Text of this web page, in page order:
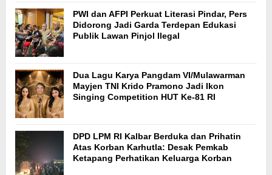
PWI dan AFPI Perkuat Literasi Pindar, Pers
Didorong Jadi Garda Terdepan Edukasi
Publik Lawan Pinjol Ilegal
Dua Lagu Karya Pangdam VI/Mulawarman
Mayjen TNI Krido Pramono Jadi Ikon
Singing Competition HUT Ke-81 RI
DPD LPM RI Kalbar Berduka dan Prihatin
Atas Korban Karhutla: Desak Pemkab
Ketapang Perhatikan Keluarga Korban